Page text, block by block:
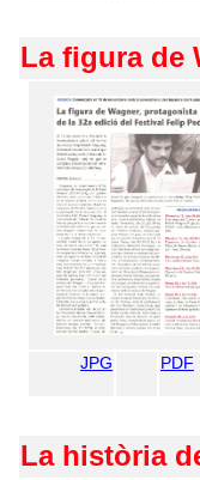
La figura de
JPG PDF
La història